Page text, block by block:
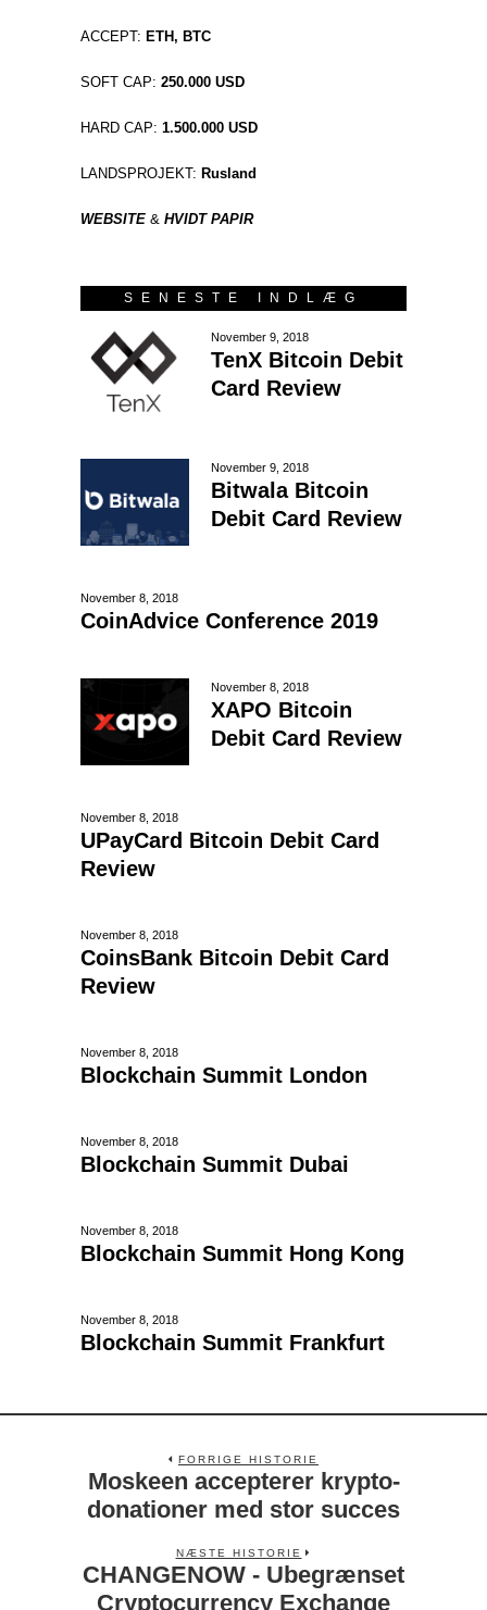
ACCEPT: ETH, BTC
SOFT CAP: 250.000 USD
HARD CAP: 1.500.000 USD
LANDSPROJEKT: Rusland
WEBSITE & HVIDT PAPIR
SENESTE INDLÆG
November 9, 2018
TenX Bitcoin Debit
Card Review
November 9, 2018
Bitwala Bitcoin
Debit Card Review
November 8, 2018
CoinAdvice Conference 2019
November 8, 2018
XAPO Bitcoin
Debit Card Review
November 8, 2018
UPayCard Bitcoin Debit Card
Review
November 8, 2018
CoinsBank Bitcoin Debit Card
Review
November 8, 2018
Blockchain Summit London
November 8, 2018
Blockchain Summit Dubai
November 8, 2018
Blockchain Summit Hong Kong
November 8, 2018
Blockchain Summit Frankfurt
FORRIGE HISTORIE
Moskeen accepterer krypto-
donationer med stor succes
NÆSTE HISTORIE
CHANGENOW - Ubegrænset
Cryptocurrency Exchange